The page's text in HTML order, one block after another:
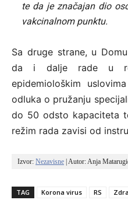
te da je značajan dio
vakcinalnom punktu.
Sa druge strane, u
da i dalje rade u
epidemiološkim
odluka o pružanju
do 50 odsto kapaciteta
režim rada zavisi od
Izvor: Nezavisne | Autor: Anja
TAG Korona virus RS